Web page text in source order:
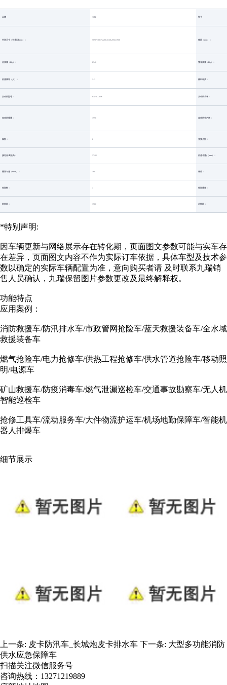
品牌 九瑞 型号
外形尺寸（长/宽/高mm）： 5690*1883*2280,2160,2050,1960 轴距（mm）：
总质量（Kg）： 2940 整备质量（Kg）：
前排乘客（人）： 2+3 燃料种类：
发动机型号： GW4D20M 发动机功率：
发动机排量： 1996 发动机生产商：
轴数： 2 弹簧片数：
接近角/离去角： 27/25 前悬/后悬（mm）：
最高车速（km/h）： 160 轴荷：
轮胎数： 4 轮胎规格：
前轮距： 1580 后轮距：
*特别声明:
因车辆更新与网络展示存在转化期，页面图文参数可能与实车存
在差异，页面图文内容不作为实际订车依据，具体车型及技术参
数以确定的实际车辆配置为准，意向购买者请 及时联系九瑞销
售人员确认，九瑞保留图片参数更改及最终解释权。
功能特点
应用案例：
消防救援车/防汛排水车/市政管网抢险车/蓝天救援装备车/全水域
救援装备车
燃气抢险车/电力抢修车/供热工程抢修车/供水管道抢险车/移动照
明/电源车
矿山救援车/防疫消毒车/燃气泄漏巡检车/交通事故勘察车/无人机
智能巡检车
抢修工具车/流动服务车/大件物流护运车/机场地勤保障车/智能机
器人排爆车
细节展示
上一条: 皮卡防汛车_长城炮皮卡排水车 下一条: 大型多功能消防
供水应急保障车
扫描关注微信服务号
咨询热线： 13271219889